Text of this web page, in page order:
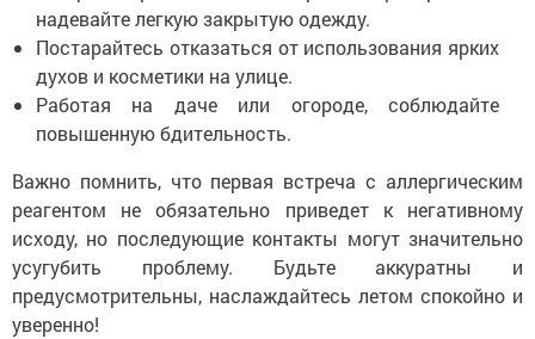
надевайте легкую закрытую одежду.
Постарайтесь отказаться от использования ярких
духов и косметики на улице.
Работая на даче или огороде, соблюдайте
повышенную бдительность.
Важно помнить, что первая встреча с аллергическим
реагентом не обязательно приведет к негативному
исходу, но последующие контакты могут значительно
усугубить проблему. Будьте аккуратны и
предусмотрительны, наслаждайтесь летом спокойно и
уверенно!